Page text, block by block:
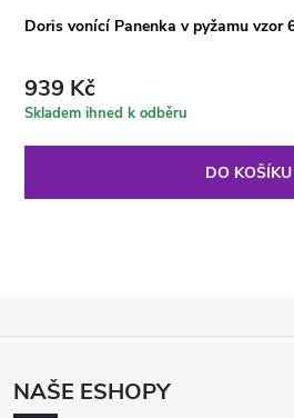
Doris vonící Panenka v pyžamu vzor
939 Kč
Skladem ihned k odběru
DO KOŠÍKU
ANAŠE ESHOPY